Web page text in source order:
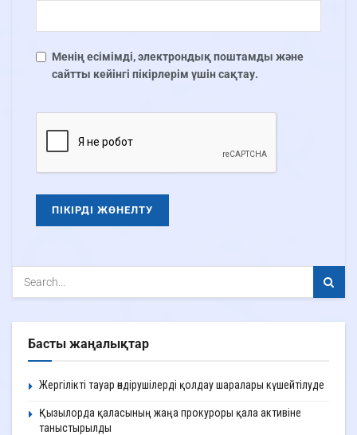
Менің есімімді, электрондық поштамды және
сайтты кейінгі пікірлерім үшін сақтау.
Басты жаңалықтар
Жергілікті тауар өндірушілерді қолдау шаралары күшейтілуде
Қызылорда қаласының жаңа прокуроры қала активіне
таныстырылды